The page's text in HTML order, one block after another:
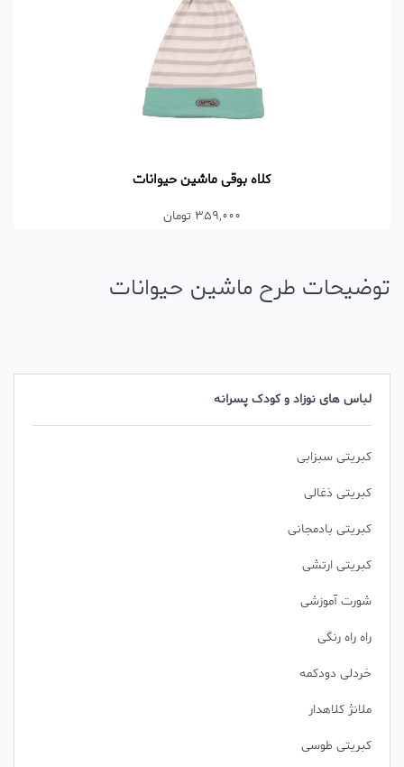
لباس های نوزاد و کودک پسرانه
کبریتی سبزابی
کبریتی ذغالی
کبریتی بادمجانی
کبریتی ارتشی
شورت آموزشی
راه راه رنگی
خردلی دودکمه
ملانژ کلاهدار
کبریتی طوسی
کلاه بوقی ماشین حیوانات
359,000 تومان
توضیحات طرح ماشین حیوانات